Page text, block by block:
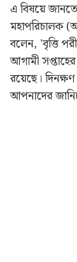
এ বিষয়ে
মহাপরিচালক
বলেন, 'বৃত্তি
আগামী
রয়েছে।
আপনাদের